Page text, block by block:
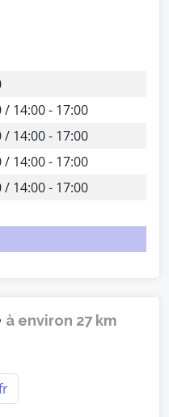
/ 14:00 - 17:00
/ 14:00 - 17:00
/ 14:00 - 17:00
/ 14:00 - 17:00
à environ 27 km